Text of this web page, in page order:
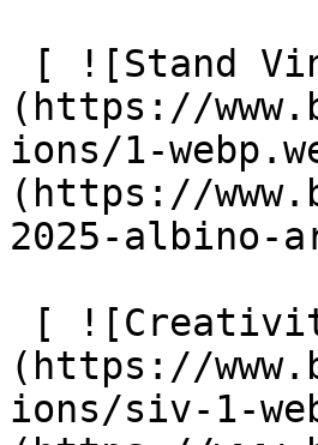
(https://
ions/1-
(https://
2025-albino-
(https://
ions/siv-1-